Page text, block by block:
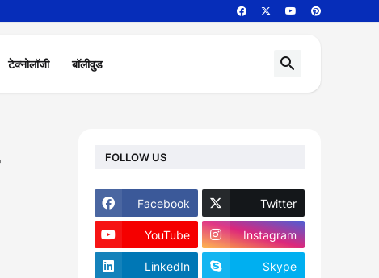
टेक्नोलॉजी बॉलीवुड
FOLLOW US
Facebook Twitter
YouTube Instagram
LinkedIn Skype